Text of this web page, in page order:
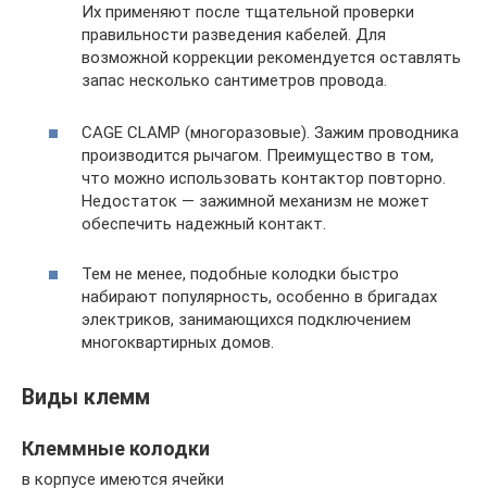
Их применяют после тщательной проверки
правильности разведения кабелей. Для
возможной коррекции рекомендуется оставлять
запас несколько сантиметров провода.
CAGE CLAMP (многоразовые). Зажим проводника
производится рычагом. Преимущество в том,
что можно использовать контактор повторно.
Недостаток — зажимной механизм не может
обеспечить надежный контакт.
Тем не менее, подобные колодки быстро
набирают популярность, особенно в бригадах
электриков, занимающихся подключением
многоквартирных домов.
Виды клемм
Клеммные колодки
в корпусе имеются ячейки